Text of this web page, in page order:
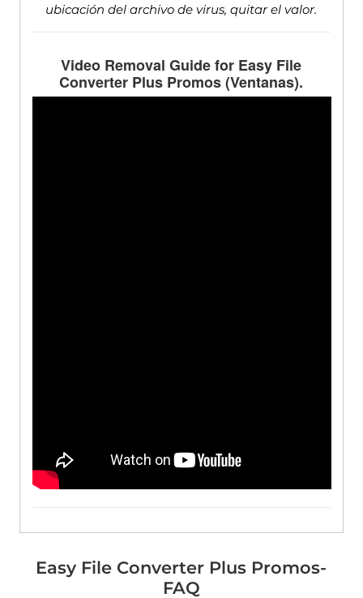
ubicación del archivo de virus, quitar el valor.
Video Removal Guide for Easy File
Converter Plus Promos(Ventanas).
Easy File Converter Plus Promos-
FAQ